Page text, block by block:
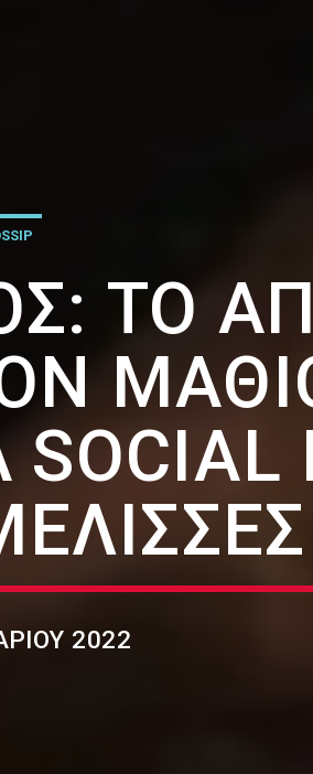
ΤΟ
2022